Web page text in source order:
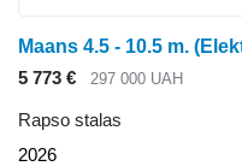
Maans 4.5 - 10.5 m.
5 773 €
297 000 UAH
Rapso stalas
2026